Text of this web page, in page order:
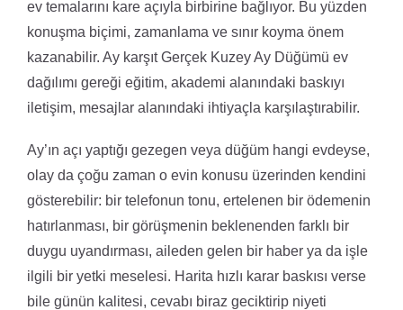
ev temalarını kare açıyla birbirine bağlıyor. Bu yüzden
konuşma biçimi, zamanlama ve sınır koyma önem
kazanabilir. Ay karşıt Gerçek Kuzey Ay Düğümü ev
dağılımı gereği eğitim, akademi alanındaki baskıyı
iletişim, mesajlar alanındaki ihtiyaçla karşılaştırabilir.
Ay’ın açı yaptığı gezegen veya düğüm hangi evdeyse,
olay da çoğu zaman o evin konusu üzerinden kendini
gösterebilir: bir telefonun tonu, ertelenen bir ödemenin
hatırlanması, bir görüşmenin beklenenden farklı bir
duygu uyandırması, aileden gelen bir haber ya da işle
ilgili bir yetki meselesi. Harita hızlı karar baskısı verse
bile günün kalitesi, cevabı biraz geciktirip niyeti